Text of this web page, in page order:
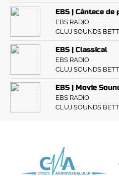
EBS | Cântece de
EBS RADIO
CLUJ SOUNDS
EBS | Classical
EBS RADIO
CLUJ SOUNDS
EBS | Movie
EBS RADIO
CLUJ SOUNDS